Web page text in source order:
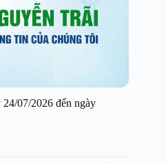
07/2026 đến ngày